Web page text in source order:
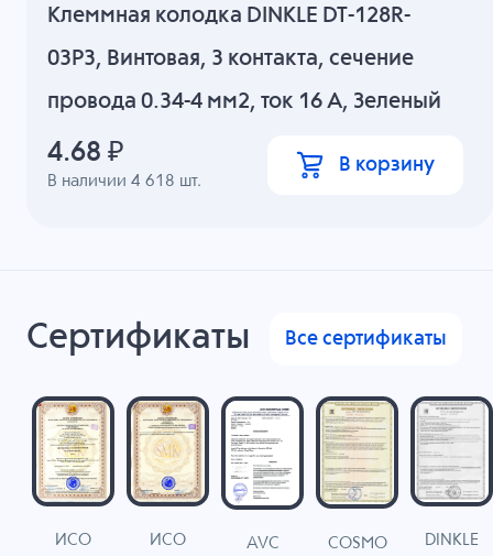
Клеммная колодка DINKLE DT-128R-
03P3, Винтовая, 3 контакта, сечение
провода 0.34-4 мм2, ток 16 A, Зеленый
В наличии4 618 шт.
4.68 ₽ В корзину
Сертификаты Все сертификаты
ИСО
ИСО
AVC COSMO DINKLE